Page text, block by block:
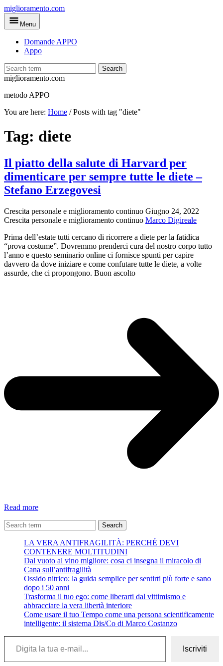
Skip
to
main
miglioramento.com
Menu
Domande APPO
Appo
Search
miglioramento.com
metodo APPO
You are here: Home /Posts with tag "diete"
Tag: diete
Il piatto della salute di Harvard per
dimenticare per sempre tutte le diete –
Stefano Erzegovesi
Crescita personale e miglioramento continuo Giugno 24, 2022
Crescita personale e miglioramento continuo Marco Digireale
Prima dell’estate tutti cercano di ricorrere a diete per la fatidica
“prova costume”. Dovremmo prenderci cura del nostro corpo tutto
l’anno e questo seminario online ci fornisce spunti per capire
davvero da dove iniziare e come confutare tutte le diete, a volte
assurde, che ci propongono. Buon ascolto
Read moreIl
della
di
Harvard
per
dimenticare
per
sempre
tutte
le
diete
–
Search
LA VERA ANTIFRAGILITÀ: PERCHÉ DEVI
CONTENERE MOLTITUDINI
Dal vuoto al vino migliore: cosa ci insegna il miracolo di
Cana sull’antifragilità
Ossido nitrico: la guida semplice per sentirti più forte e sano
dopo i 50 anni
Trasforma il tuo ego: come liberarti dal vittimismo e
abbracciare la vera libertà interiore
Come usare il tuo Tempo come una persona scientificamente
intelligente: il sistema Dis/Co di Marco Costanzo
Digita la tua e-mail...
Iscriviti